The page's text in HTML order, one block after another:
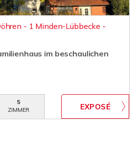
- 1 Minden-Lübbecke -
im beschaulichen
5
ZIMMER